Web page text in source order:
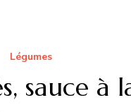
Légumes
sauce à